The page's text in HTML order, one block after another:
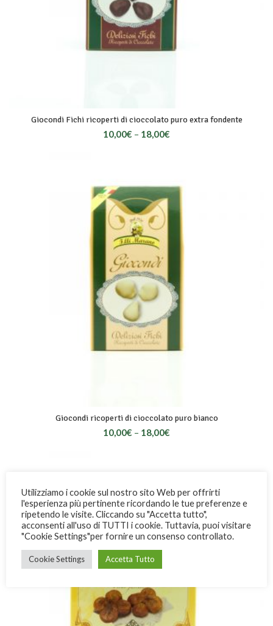
Giocondi Fichi ricoperti di cioccolato puro extra fondente
10,00€ – 18,00€
Giocondi ricoperti di cioccolato puro bianco
10,00€ – 18,00€
Utilizziamo i cookie sul nostro sito Web per offrirti
l'esperienza più pertinente ricordando le tue preferenze e
ripetendo le visite. Cliccando su "Accetta tutto",
acconsenti all'uso di TUTTI i cookie. Tuttavia, puoi visitare
"Cookie Settings"per fornire un consenso controllato.
Cookie Settings Accetta Tutto